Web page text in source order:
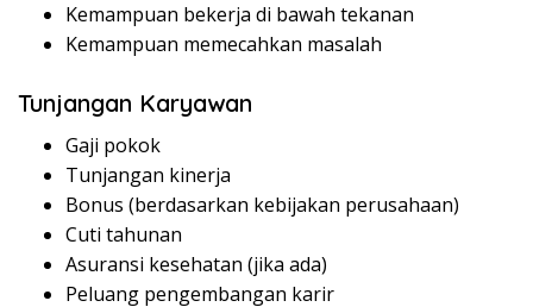
Kemampuan bekerja di bawah tekanan
Kemampuan memecahkan masalah
Tunjangan Karyawan
Gaji pokok
Tunjangan kinerja
Bonus (berdasarkan kebijakan perusahaan)
Cuti tahunan
Asuransi kesehatan (jika ada)
Peluang pengembangan karir